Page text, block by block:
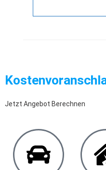
Jetzt Angebot Berechnen